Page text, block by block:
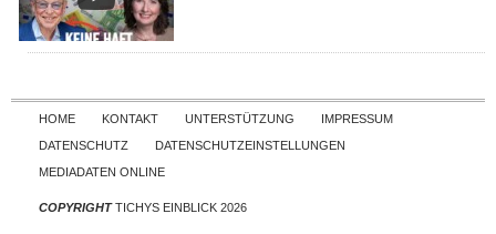
Skip to content
HOME KONTAKT UNTERSTÜTZUNG
IMPRESSUM
DATENSCHUTZ
DATENSCHUTZEINSTELLUNGEN
MEDIADATEN ONLINE
COPYRIGHTTICHYS EINBLICK 2026